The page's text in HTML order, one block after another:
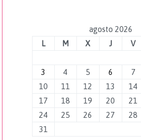
agosto 2026
L
M X J V
3
4 5 6 7
10
11 12 13 14
17
18 19 20 21
24
25 26 27 28
31